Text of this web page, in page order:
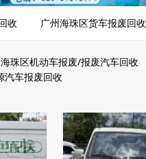
收 广州海珠区货车报废回收
珠区机动车报废/报废汽车回收
汽车报废回收